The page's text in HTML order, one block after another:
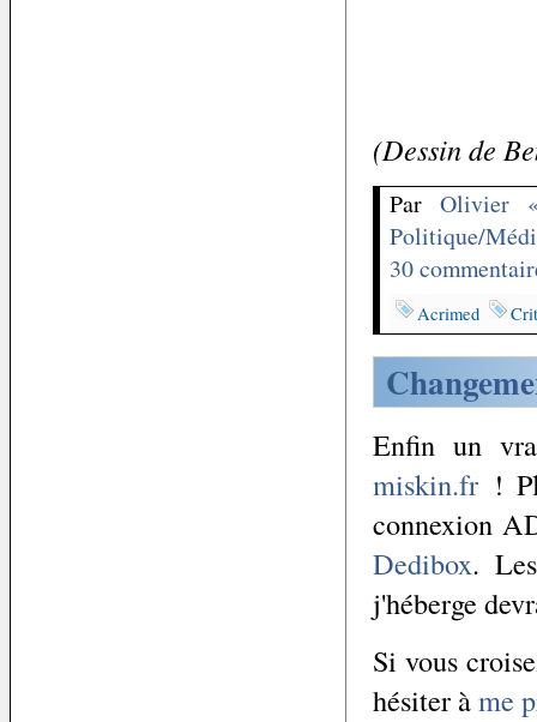
(Dessin de
Par Olivier
Politique/
30
Acrimed
Enfin un
miskin.fr !
connexion
Dedibox.
j'héberge
Si vous
hésiter àme